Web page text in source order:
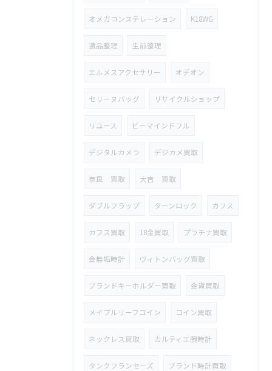
オメガコンステレーション K18WG
遺品整理 生前整理
エルメスアクセサリー オデオン
セリーヌバッグ リサイクルショップ
リユース ビーマインドフル
デジタルカメラ デジカメ買取
奈良 買取 大吉 買取
ダブルフラップ ターンロック カフス
カフス買取 18金買取 プラチナ買取
金無垢時計 ヴィトンバッグ買取
ブランドキーホルダー買取 金貨買取
メイプルリーフコイン コイン買取
ネックレス買取 カルティエ腕時計
タンクフランセーズ ブランド時計買取